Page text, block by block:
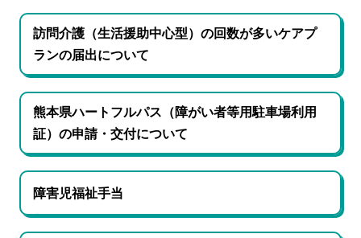
訪問介護（生活援助中心型）の回数が多いケアプ
ランの届出について
熊本県ハートフルパス（障がい者等用駐車場利用
証）の申請・交付について
障害児福祉手当